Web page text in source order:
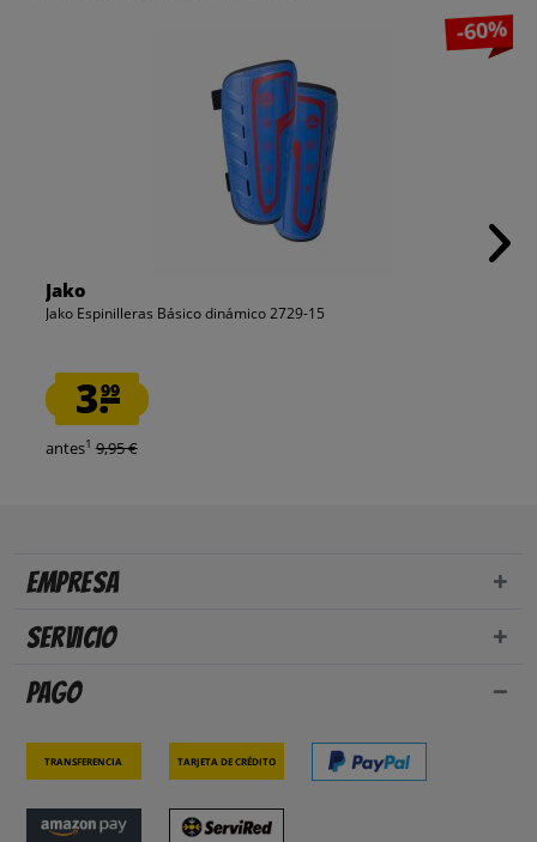
-60%
Jako
Jako Espinilleras Básico dinámico 2729-15
3.99
antes1 9,95 €
Empresa
Servicio
Pago
Transferencia Tarjeta de crédito